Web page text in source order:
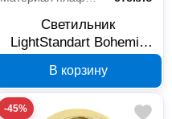
Светильник
LightStandart Bohemia
черный, IT8706
В корзину
-45%